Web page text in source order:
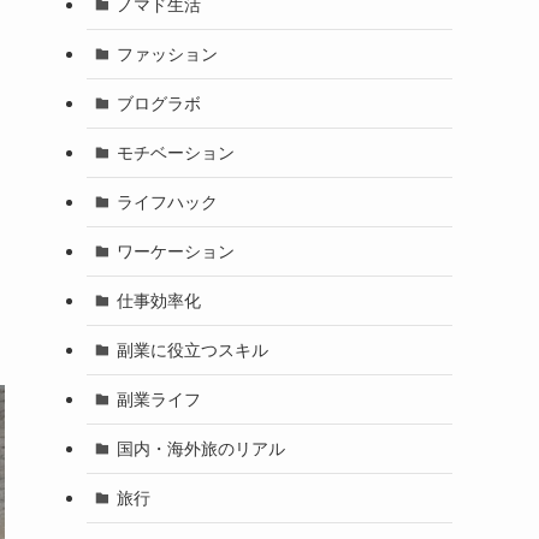
ファッション
ブログラボ
モチベーション
ライフハック
ワーケーション
仕事効率化
副業に役立つスキル
副業ライフ
国内・海外旅のリアル
旅行